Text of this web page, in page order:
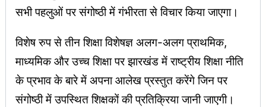
सभी पहलुओं पर संगोष्ठी में गंभीरता से विचार किया जाएगा।
विशेष रुप से तीन शिक्षा विशेषज्ञ अलग-अलग प्राथमिक,
माध्यमिक और उच्च शिक्षा पर झारखंड में राष्ट्रीय शिक्षा नीति
के प्रभाव के बारे में अपना आलेख प्रस्तुत करेंगे जिन पर
संगोष्ठी में उपस्थित शिक्षकों की प्रतिक्रिया जानी जाएगी।